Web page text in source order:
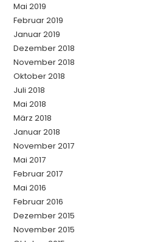
Mai 2019
Februar 2019
Januar 2019
Dezember 2018
November 2018
Oktober 2018
Juli 2018
Mai 2018
März 2018
Januar 2018
November 2017
Mai 2017
Februar 2017
Mai 2016
Februar 2016
Dezember 2015
November 2015